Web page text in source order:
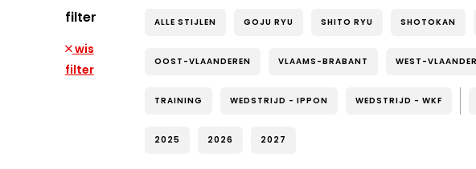
filter
wis
filter
ALLE STIJLEN GOJU RYU SHITO RYU SHOTOKAN
OOST-VLAANDEREN VLAAMS-BRABANT WEST-
TRAINING WEDSTRIJD - IPPON WEDSTRIJD - WKF
2025 2026 2027